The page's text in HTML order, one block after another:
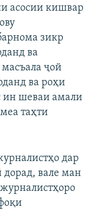
асосии кишвар
зикр
ва
ҷой
ва роҳи
ин шеваи амали
таҳти
дар
вале ман